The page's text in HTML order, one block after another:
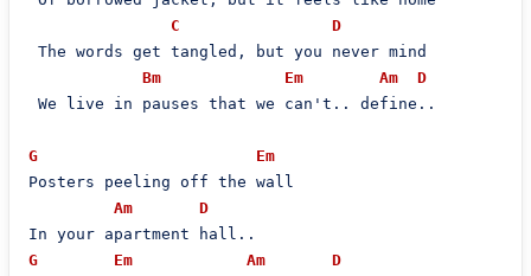
C
D
The words get tangled, but you never mind
Bm
Em Am
D
We live in pauses that we can't.. define..
G
Em
Posters peeling off the wall
Am
D
G
Em Am
D